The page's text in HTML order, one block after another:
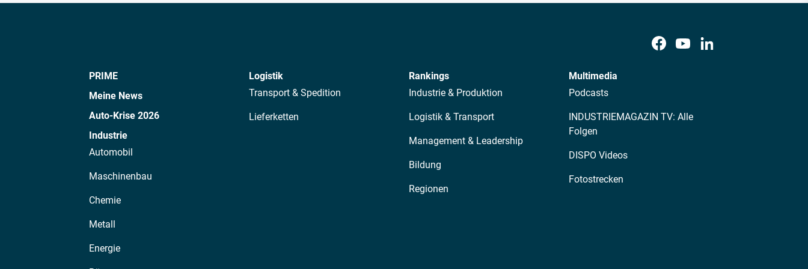
PRIME
Meine News
Auto-Krise 2026
Industrie
Automobil
Maschinenbau
Chemie
Metall
Energie
Logistik
Transport & Spedition
Lieferketten
Rankings
Industrie & Produktion
Logistik & Transport
Management & Leadership
Bildung
Regionen
Multimedia
Podcasts
INDUSTRIEMAGAZIN TV: Alle
Folgen
DISPO Videos
Fotostrecken